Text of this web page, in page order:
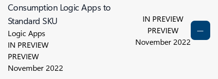
Consumption Logic Apps to
Standard SKU
Logic Apps
IN PREVIEW
PREVIEW
November 2022
IN PREVIEW
PREVIEW
November 2022